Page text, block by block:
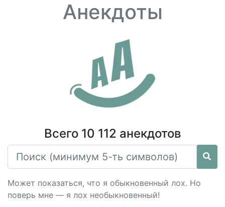
Анекдоты
Всего 10 112 анекдотов
Может показаться, что я обыкновенный лох. Но
поверь мне — я лох необыкновенный!